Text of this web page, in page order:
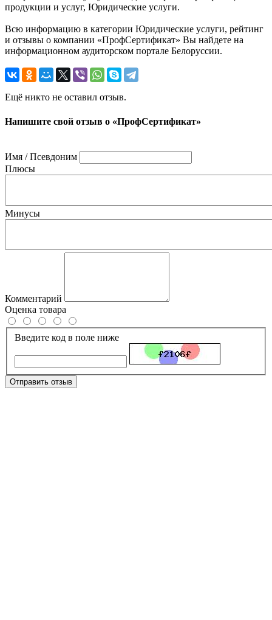
продукции и услуг, Юридические услуги.
Всю информацию в категории Юридические услуги, рейтинг
и отзывы о компании «ПрофСертификат» Вы найдете на
информационном аудиторском портале Белоруссии.
Ещё никто не оставил отзыв.
Напишите свой отзыв о «ПрофСертификат»
Имя / Псевдоним
Плюсы
Минусы
Комментарий
Оценка товара
Введите код в поле ниже
Отправить отзыв